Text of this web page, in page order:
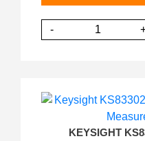
-
KEYSIGHT